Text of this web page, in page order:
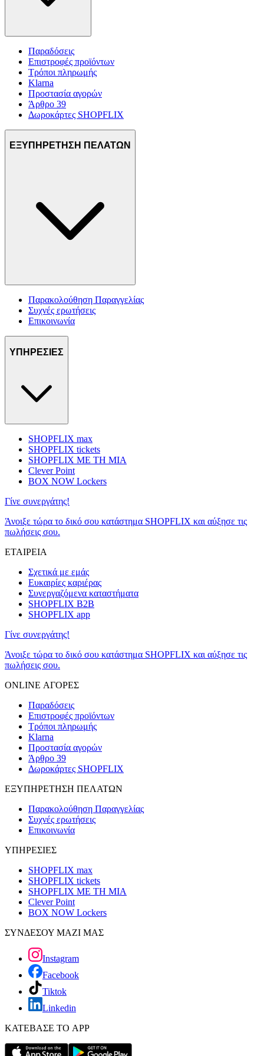
Παραδόσεις
Επιστροφές προϊόντων
Τρόποι πληρωμής
Klarna
Προστασία αγορών
Άρθρο 39
Δωροκάρτες SHOPFLIX
ΕΞΥΠΗΡΕΤΗΣΗ ΠΕΛΑΤΩΝ
Παρακολούθηση Παραγγελίας
Συχνές ερωτήσεις
Επικοινωνία
ΥΠΗΡΕΣΙΕΣ
SHOPFLIX max
SHOPFLIX tickets
SHOPFLIX ΜΕ ΤΗ ΜΙΑ
Clever Point
BOX NOW Lockers
Γίνε συνεργάτης!
Άνοιξε τώρα το δικό σου κατάστημα SHOPFLIX και αύξησε τις
πωλήσεις σου.
ΕΤΑΙΡΕΙΑ
Σχετικά με εμάς
Ευκαιρίες καριέρας
Συνεργαζόμενα καταστήματα
SHOPFLIX B2B
SHOPFLIX app
Γίνε συνεργάτης!
Άνοιξε τώρα το δικό σου κατάστημα SHOPFLIX και αύξησε τις
πωλήσεις σου.
ONLINE ΑΓΟΡΕΣ
Παραδόσεις
Επιστροφές προϊόντων
Τρόποι πληρωμής
Klarna
Προστασία αγορών
Άρθρο 39
Δωροκάρτες SHOPFLIX
ΕΞΥΠΗΡΕΤΗΣΗ ΠΕΛΑΤΩΝ
Παρακολούθηση Παραγγελίας
Συχνές ερωτήσεις
Επικοινωνία
ΥΠΗΡΕΣΙΕΣ
SHOPFLIX max
SHOPFLIX tickets
SHOPFLIX ΜΕ ΤΗ ΜΙΑ
Clever Point
BOX NOW Lockers
ΣΥΝΔΕΣΟΥ ΜΑΖΙ ΜΑΣ
Instagram
Facebook
Tiktok
Linkedin
ΚΑΤΕΒΑΣΕ ΤΟ APP